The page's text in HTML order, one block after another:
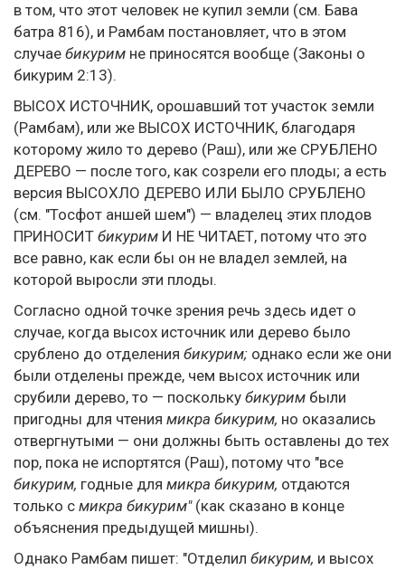
в том, что этот человек не купил земли (см. Бава
батра 816), и Рамбам постановляет, что в этом
случае бикурим не приносятся вообще (Законы о
бикурим 2:13).
ВЫСОХ ИСТОЧНИК, орошавший тот участок земли
(Рамбам), или же ВЫСОХ ИСТОЧНИК, благодаря
которому жило то дерево (Раш), или же СРУБЛЕНО
ДЕРЕВО — после того, как созрели его плоды; а есть
версия ВЫСОХЛО ДЕРЕВО ИЛИ БЫЛО СРУБЛЕНО
(см. "Тосфот аншей шем") — владелец этих плодов
ПРИНОСИТ бикурим И НЕ ЧИТАЕТ, потому что это
все равно, как если бы он не владел землей, на
которой выросли эти плоды.
Согласно одной точке зрения речь здесь идет о
случае, когда высох источник или дерево было
срублено до отделения бикурим; однако если же они
были отделены прежде, чем высох источник или
срубили дерево, то — поскольку бикурим были
пригодны для чтения микра бикурим, но оказались
отвергнутыми — они должны быть оставлены до тех
пор, пока не испортятся (Раш), потому что "все
бикурим, годные для микра бикурим, отдаются
только с микра бикурим" (как сказано в конце
объяснения предыдущей мишны).
Однако Рамбам пишет: "Отделил бикурим, и высох